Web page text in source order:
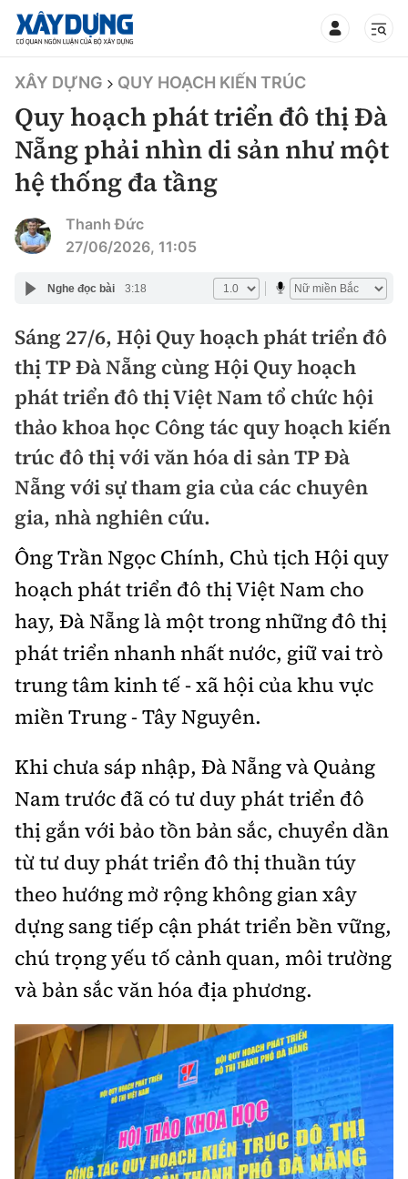
TIN BỘ XÂY DỰNG
CHUYÊN MỤC
Mới nhất
Thời sự
Chính trị
Xã hội
Chuyện dọc đường
Cải chính
Xây dựng
Chỉ đạo điều hành
Quy hoạch kiến trúc
Vật liệu xây dựng
Giám định chất lượng
Quản lý đô thị
Giao thông
Quản lý
Đường bộ
Hàng không
Đường sắt
Đăng kiểm
Đường sắt tốc độ cao
Đường thủy
Hàng hải
Đường sắt đô thị
Nhà thầu
Mời thầu - Đấu thầu
Thi viết về GTVT
Kinh tế
Thị trường
Chứng khoán
Bảo hiểm
Doanh nghiệp
Pháp luật
Thanh tra
An ninh hình sự
Điều tra
Pháp đình
Hỏi - Đáp
An toàn giao thông
Giao thông 24h
ATGT địa phương
Văn hóa giao thông
Chung tay vì ATGT
Gương sáng giao thông
Chất lượng sống
Giáo dục
Y tế
Lao động - Công đoàn
Văn hóa - Giải Trí
Văn hóa
Điện ảnh
Âm nhạc
Thể thao
Bóng đá
Bình luận
Hậu trường sao
360 độ thể thao
Công nghệ
Sản phẩm mới
Tư vấn
Thế giới
Thời sự Quốc tế
Hồ sơ tài liệu
Thế giới giao thông
Đi ++
Du lịch
Khám phá
Ẩm thực
Video
Khám phá
Camera giao thông
Câu chuyện giao thông
Giải trí - Thể thao
Cơ quan chủ quản: Bộ Xây dựng
Giấy phép số: 03/GP-BVHTTDL, cấp ngày 1/4/2025.
Tòa soạn: Số 2 Nguyễn Công Hoan, phường Giảng Võ,
XÂY DỰNG QUY HOẠCH KIẾN TRÚC
Quy hoạch phát triển đô thị Đà
Nẵng phải nhìn di sản như một
hệ thống đa tầng
Thanh Đức
27/06/2026, 11:05
Nghe đọc bài 3:18
Sáng 27/6, Hội Quy hoạch phát triển đô
thị TP Đà Nẵng cùng Hội Quy hoạch
phát triển đô thị Việt Nam tổ chức hội
thảo khoa học Công tác quy hoạch kiến
trúc đô thị với văn hóa di sản TP Đà
Nẵng với sự tham gia của các chuyên
gia, nhà nghiên cứu.
Ông Trần Ngọc Chính, Chủ tịch Hội quy
hoạch phát triển đô thị Việt Nam cho
hay, Đà Nẵng là một trong những đô thị
phát triển nhanh nhất nước, giữ vai trò
trung tâm kinh tế - xã hội của khu vực
miền Trung - Tây Nguyên.
Khi chưa sáp nhập, Đà Nẵng và Quảng
Nam trước đã có tư duy phát triển đô
thị gắn với bảo tồn bản sắc, chuyển dần
từ tư duy phát triển đô thị thuần túy
theo hướng mở rộng không gian xây
dựng sang tiếp cận phát triển bền vững,
chú trọng yếu tố cảnh quan, môi trường
và bản sắc văn hóa địa phương.